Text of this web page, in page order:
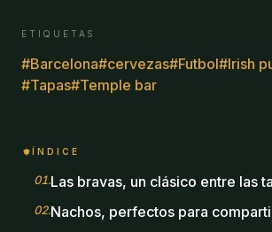
ETIQUETAS
#Barcelona#cervezas#Futbol#Irish
#Tapas#Temple bar
ÍNDICE
01.Las bravas, un clásico entre las
02.Nachos, perfectos para